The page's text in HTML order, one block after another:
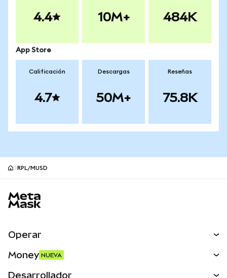
4.4 10M+ 484K
App Store
Calificación
4.7
Descargas
50M+
Reseñas
75.8K
RPL/mUSD
Operar
Money NUEVA
Desarrollador